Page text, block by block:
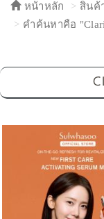
หน้าหลัก
สินค้
คำค้นหาคือ